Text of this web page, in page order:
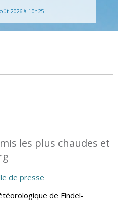
2026 à 10h25
les plus chaudes et
de presse
de Findel-